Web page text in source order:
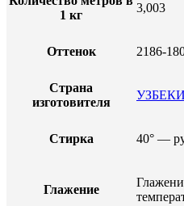
1 кг
3,003
Оттенок 2186-
Страна
изготовителя
Стирка 40° —
Глажение